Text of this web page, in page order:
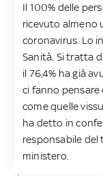
Il 100% delle
ricevuto almeno
coronavirus. Lo
Sanità. Si tratta
il 76,4% ha già
ci fanno pensare
come quelle
ha detto in
responsabile del
ministero.